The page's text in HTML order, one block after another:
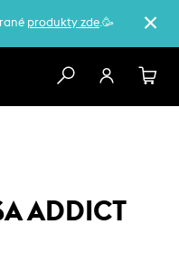
produkty zde.🥳
ADDICT